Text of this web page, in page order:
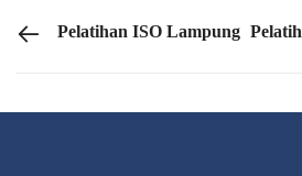
PREVIOUS POST
Pelatihan ISO Lampung